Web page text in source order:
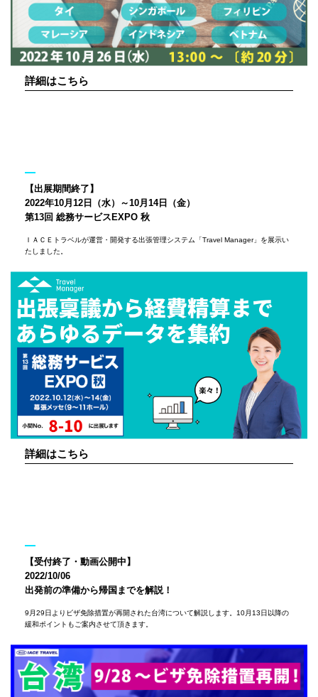
詳細はこちら
【出展期間終了】
2022年10月12日（水）～10月14日（金）
第13回 総務サービスEXPO 秋
ＩＡＣＥトラベルが運営・開発する出張管理システム「Travel Manager」を展示い
たしました。
詳細はこちら
【受付終了・動画公開中】
2022/10/06
出発前の準備から帰国までを解説！
9月29日よりビザ免除措置が再開された台湾について解説します。10月13日以降の
緩和ポイントもご案内させて頂きます。